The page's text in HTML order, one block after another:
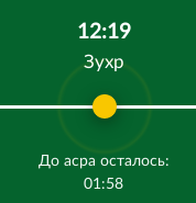
12:19
Зухр
До асра осталось:
01:58